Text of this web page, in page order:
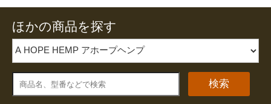
ほかの商品を探す
検索